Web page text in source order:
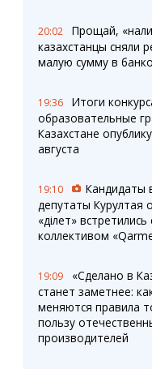
Ешкин
Фото
Видео
3D-тур
20:02
Прощай,
казахстанцы сняли
малую сумму в
19:36
Итоги
образовательные
Казахстане
августа
19:10
Кандидаты
депутаты Курултая
«Әділет» встретились
коллективом
19:09
«Сделано в
станет заметнее:
меняются правила
пользу
производителей